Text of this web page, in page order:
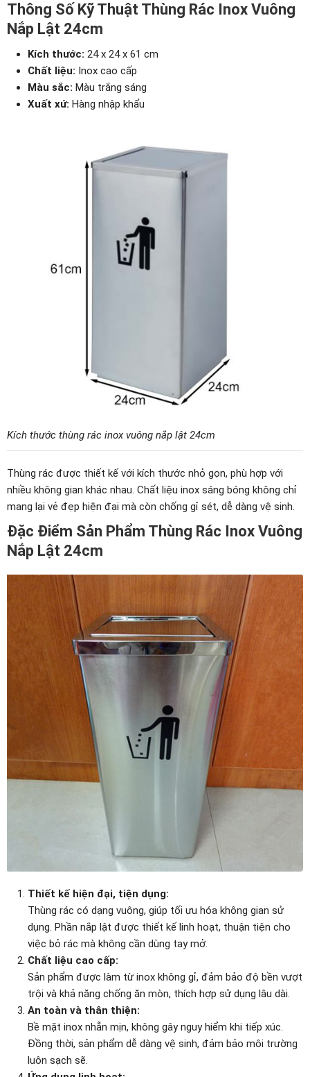
Thông Số Kỹ Thuật Thùng Rác Inox Vuông
Nắp Lật 24cm
Kích thước: 24 x 24 x 61 cm
Chất liệu: Inox cao cấp
Màu sắc: Màu trắng sáng
Xuất xứ: Hàng nhập khẩu
Kích thước thùng rác inox vuông nắp lật 24cm
Thùng rác được thiết kế với kích thước nhỏ gọn, phù hợp với
nhiều không gian khác nhau. Chất liệu inox sáng bóng không chỉ
mang lại vẻ đẹp hiện đại mà còn chống gỉ sét, dễ dàng vệ sinh.
Đặc Điểm Sản Phẩm Thùng Rác Inox Vuông
Nắp Lật 24cm
Thiết kế hiện đại, tiện dụng:
Thùng rác có dạng vuông, giúp tối ưu hóa không gian sử
dụng. Phần nắp lật được thiết kế linh hoạt, thuận tiện cho
việc bỏ rác mà không cần dùng tay mở.
Chất liệu cao cấp:
Sản phẩm được làm từ inox không gỉ, đảm bảo độ bền vượt
trội và khả năng chống ăn mòn, thích hợp sử dụng lâu dài.
An toàn và thân thiện:
Bề mặt inox nhẵn mịn, không gây nguy hiểm khi tiếp xúc.
Đồng thời, sản phẩm dễ dàng vệ sinh, đảm bảo môi trường
luôn sạch sẽ.